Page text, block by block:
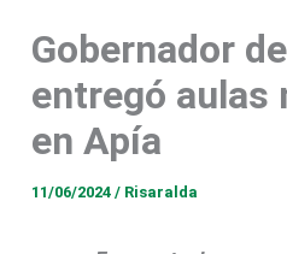
Gobernador
entregó aulas
en Apía
11/06/2024/ Risaralda